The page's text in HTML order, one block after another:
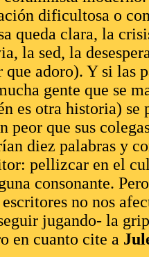
dificultosa o
queda clara, la
la sed, la
adoro). Y si las
gente que se
es otra historia) se
peor que sus
diez palabras y
pellizcar en el
consonante.
no nos
jugando- la
en cuanto cite a